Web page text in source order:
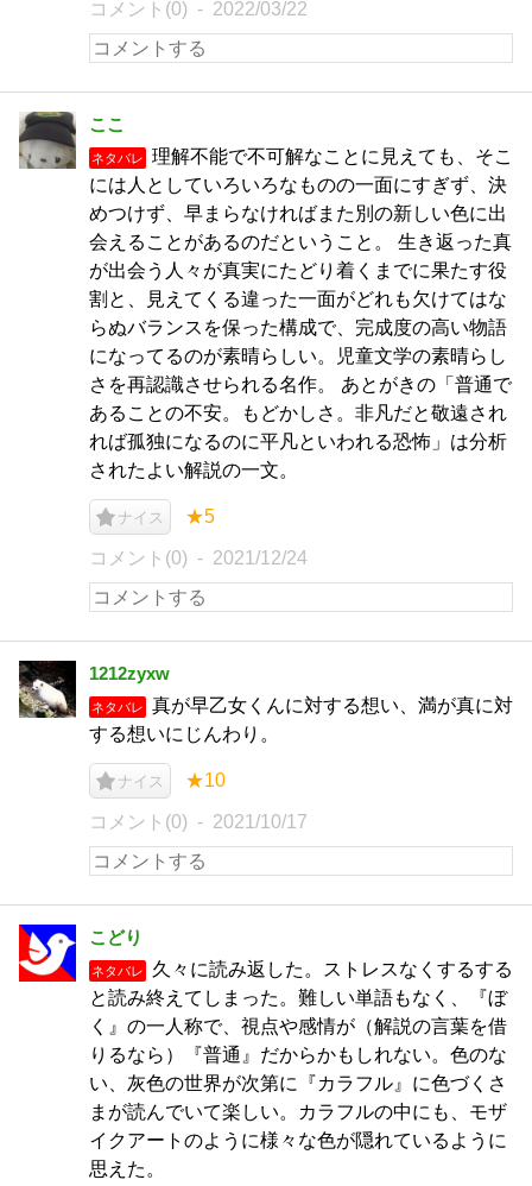
コメント(0) 2022/03/22
ここ
ネタバレ
理解不能で不可解なことに見えても、そこ
には人としていろいろなものの一面にすぎず、決
めつけず、早まらなければまた別の新しい色に出
会えることがあるのだということ。 生き返った真
が出会う人々が真実にたどり着くまでに果たす役
割と、見えてくる違った一面がどれも欠けてはな
らぬバランスを保った構成で、完成度の高い物語
になってるのが素晴らしい。児童文学の素晴らし
さを再認識させられる名作。 あとがきの「普通で
あることの不安。もどかしさ。非凡だと敬遠され
れば孤独になるのに平凡といわれる恐怖」は分析
されたよい解説の一文。
ナイス ★5
コメント(0) 2021/12/24
1212zyxw
ネタバレ
真が早乙女くんに対する想い、満が真に対
する想いにじんわり。
ナイス ★10
コメント(0) 2021/10/17
こどり
ネタバレ
久々に読み返した。ストレスなくするする
と読み終えてしまった。難しい単語もなく、『ぼ
く』の一人称で、視点や感情が（解説の言葉を借
りるなら）『普通』だからかもしれない。色のな
い、灰色の世界が次第に『カラフル』に色づくさ
まが読んでいて楽しい。カラフルの中にも、モザ
イクアートのように様々な色が隠れているように
思えた。